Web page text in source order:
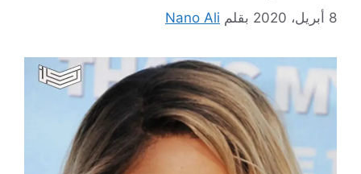
8 أبريل، 2020 بقلم Nano Ali